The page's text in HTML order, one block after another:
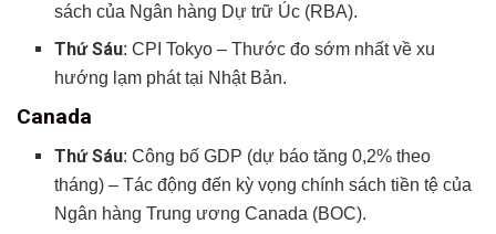
sách của Ngân hàng Dự trữ Úc (RBA).
Thứ Sáu: CPI Tokyo – Thước đo sớm nhất về xu
hướng lạm phát tại Nhật Bản.
Canada
Thứ Sáu: Công bố GDP (dự báo tăng 0,2% theo
tháng) – Tác động đến kỳ vọng chính sách tiền tệ của
Ngân hàng Trung ương Canada (BOC).